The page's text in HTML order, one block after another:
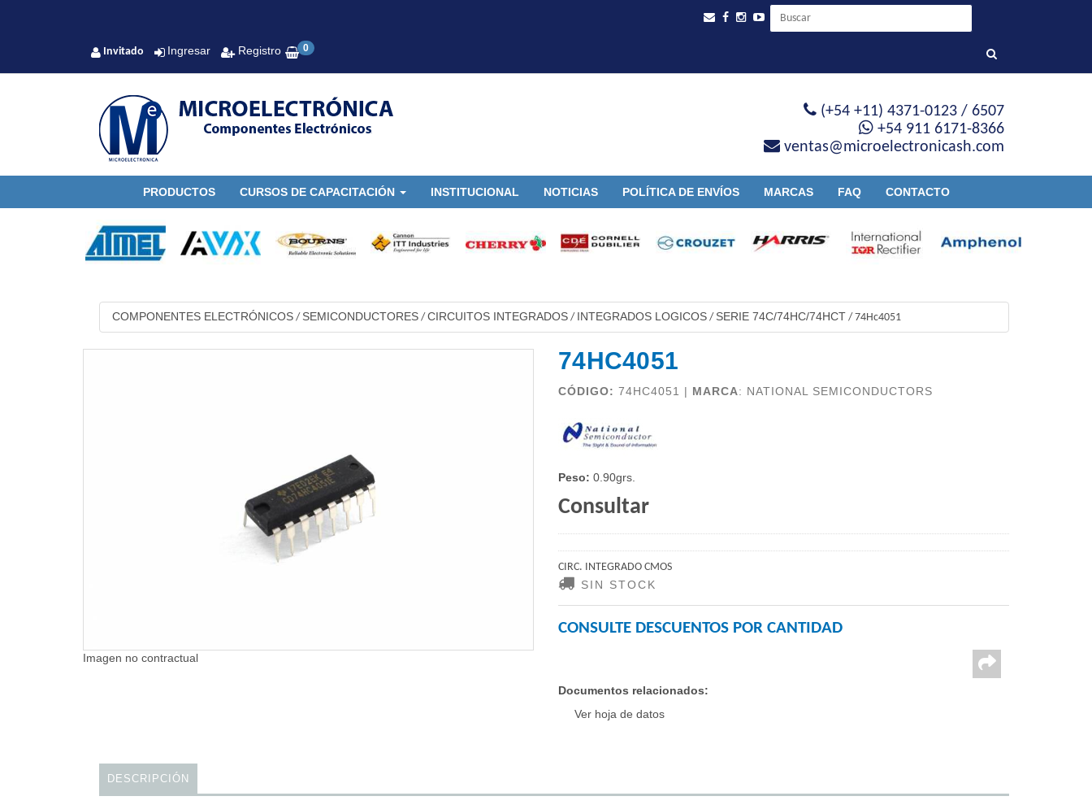
Invitado Ingresar Registro 0
PRODUCTOS CURSOS DE CAPACITACIÓN INSTITUCIONAL NOTICIAS POLÍTICA DE ENVÍOS MARCAS FAQ CONTACTO
(+54 +11) 4371-0123 / 6507
+54 911 6171-8366
ventas@microelectronicash.com
COMPONENTES ELECTRÓNICOS / SEMICONDUCTORES / CIRCUITOS INTEGRADOS / INTEGRADOS LOGICOS / SERIE 74C/74HC/74HCT / 74Hc4051
Imagen no contractual
74HC4051
CÓDIGO: 74HC4051 | MARCA: NATIONAL SEMICONDUCTORS
Peso: 0.90grs.
Consultar
CIRC. INTEGRADO CMOS
SIN STOCK
CONSULTE DESCUENTOS POR CANTIDAD
Documentos relacionados:
Ver hoja de datos
DESCRIPCIÓN